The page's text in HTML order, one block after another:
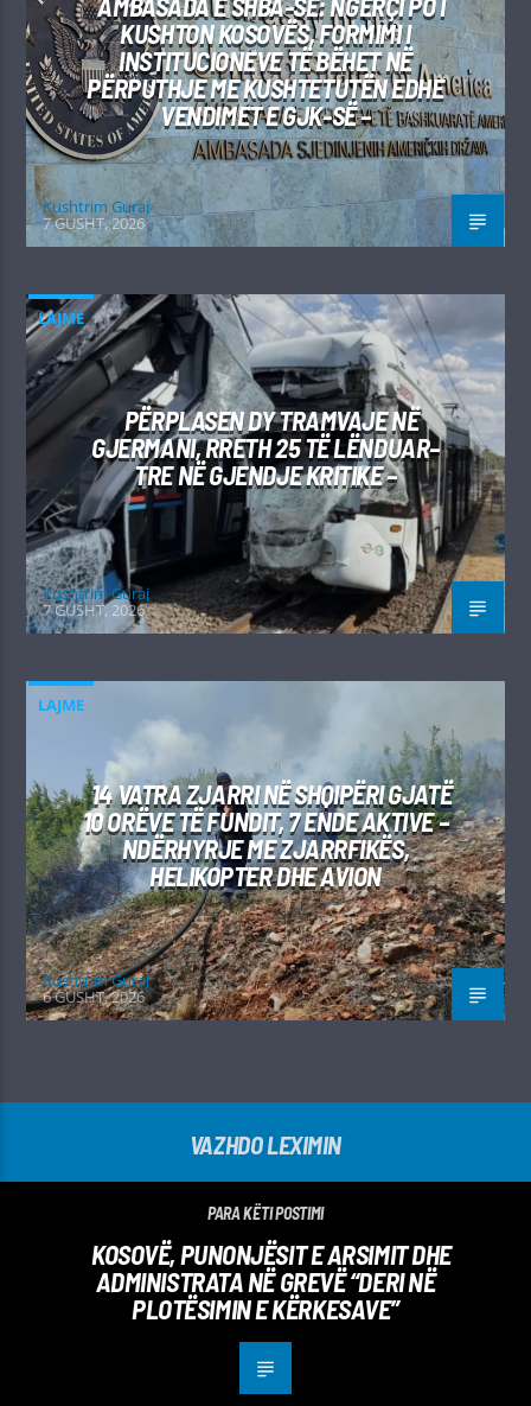
KUSHTON KOSOVËS, FORMIMI I
INSTITUCIONEVE TË BËHET NË
PËRPUTHJE ME KUSHTETUTËN EDHE
VENDIMET E GJK-SË –
Kushtrim Guraj
7 GUSHT, 2026
LAJME
PËRPLASEN DY TRAMVAJE NË
GJERMANI, RRETH 25 TË LËNDUAR–
TRE NË GJENDJE KRITIKE –
Kushtrim Guraj
7 GUSHT, 2026
LAJME
14 VATRA ZJARRI NË SHQIPËRI GJATË
10 ORËVE TË FUNDIT, 7 ENDE AKTIVE –
NDËRHYRJE ME ZJARRFIKËS,
HELIKOPTER DHE AVION
Kushtrim Guraj
6 GUSHT, 2026
VAZHDO LEXIMIN
PARA KËTI POSTIMI
KOSOVË, PUNONJËSIT E ARSIMIT DHE
ADMINISTRATA NË GREVË “DERI NË
PLOTËSIMIN E KËRKESAVE”